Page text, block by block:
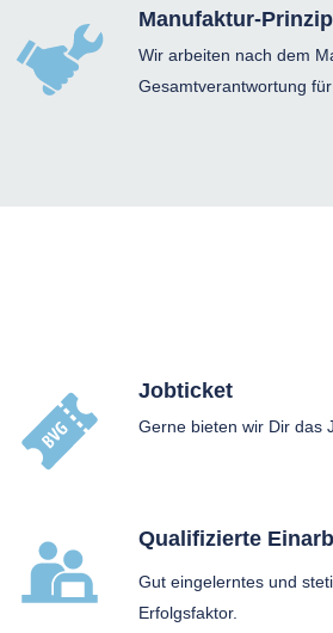
Manufaktur-Prinzip
Wir arbeiten nach dem
Gesamtverantwortung
Jobticket
Gerne bieten wir Dir das
Qualifizierte
Gut eingelerntes und
Erfolgsfaktor.